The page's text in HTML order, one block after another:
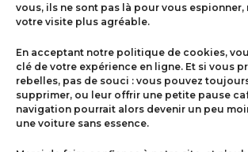
vous, ils ne sont pas là pour vous
votre visite plus agréable.
En acceptant notre politique de cookies,
clé de votre expérience en ligne. Et si vous
rebelles, pas de souci : vous pouvez
supprimer, ou leur offrir une petite pause
navigation pourrait alors devenir un peu
une voiture sans essence.
Contact
Politique de cookies